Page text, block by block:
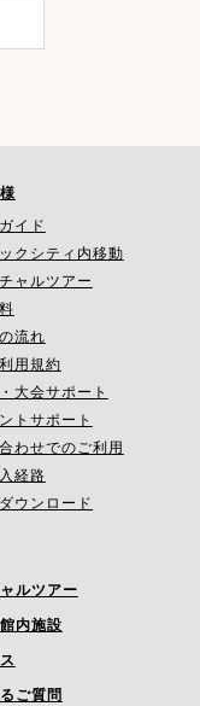
イド
クシティ内移動
ャルツアー
流れ
用規約
大会サポート
トサポート
わせでのご利用
経路
ウンロード
ルツアー
内施設
ご質問